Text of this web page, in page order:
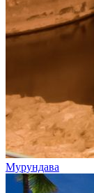
Мурундава